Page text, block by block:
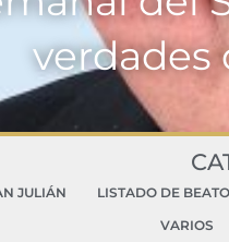
verdades
JULIÁN LISTADO DE
VARIOS